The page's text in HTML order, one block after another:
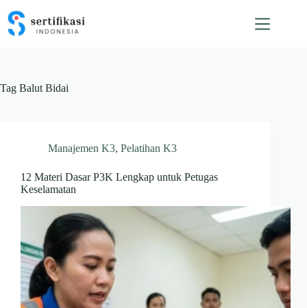
content
Tag Balut Bidai
Manajemen K3, Pelatihan K3
12 Materi Dasar P3K Lengkap untuk Petugas
Keselamatan